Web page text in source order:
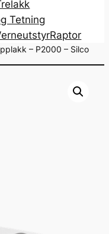
Tetning
Raptor
– P2000 – Silco